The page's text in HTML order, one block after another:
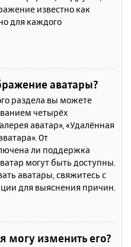
известно как
для каждого
аватары?
раздела вы можете
четырёх
аватар», «Удалённая
От
ли поддержка
могут быть доступны.
аватары, свяжитесь с
для выяснения причин.
могу изменить его?